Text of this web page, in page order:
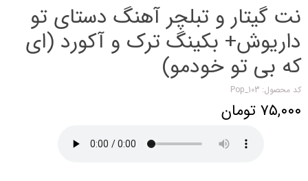
نت گیتار و تبلچر آهنگ دستای تو
داریوش+ بکینگ ترک و آکورد (ای
که بی تو خودمو)
کد محصول: Pop_103
۷۵,۰۰۰ تومان